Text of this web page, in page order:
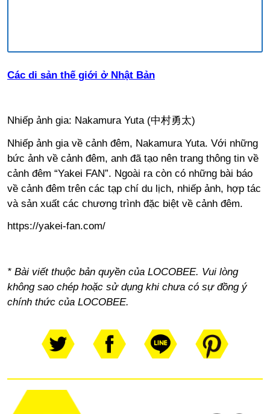
Các di sản thế giới ở Nhật Bản
Nhiếp ảnh gia: Nakamura Yuta (中村勇太)
Nhiếp ảnh gia về cảnh đêm, Nakamura Yuta. Với những
bức ảnh về cảnh đêm, anh đã tạo nên trang thông tin về
cảnh đêm “Yakei FAN”. Ngoài ra còn có những bài báo
về cảnh đêm trên các tạp chí du lịch, nhiếp ảnh, hợp tác
và sản xuất các chương trình đặc biệt về cảnh đêm.
https://yakei-fan.com/
* Bài viết thuộc bản quyền của LOCOBEE. Vui lòng
không sao chép hoặc sử dụng khi chưa có sự đồng ý
chính thức của LOCOBEE.